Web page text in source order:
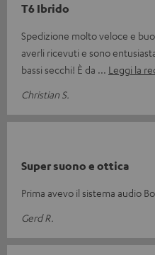
T6 Ibrido
Spedizione molto veloce e
averli ricevuti e sono
bassi secchi! È da
Leggi la
Christian S.
Super suono e ottica
Prima avevo il sistema audio
Gerd R.